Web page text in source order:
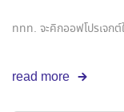
ททท. จะคิกออฟโปรเจก
read more